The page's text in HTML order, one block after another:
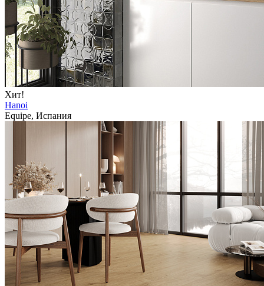
Хит!
Hanoi
Equipe, Испания